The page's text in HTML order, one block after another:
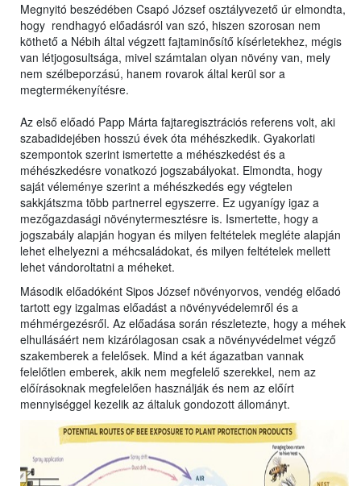
Megnyitó beszédében Csapó József osztályvezető úr elmondta,
hogy rendhagyó előadásról van szó, hiszen szorosan nem
köthető a Nébih által végzett fajtaminősítő kísérletekhez, mégis
van létjogosultsága, mivel számtalan olyan növény van, mely
nem szélbeporzású, hanem rovarok által kerül sor a
megtermékenyítésre.
Az első előadó Papp Márta fajtaregisztrációs referens volt, aki
szabadidejében hosszú évek óta méhészkedik. Gyakorlati
szempontok szerint ismertette a méhészkedést és a
méhészkedésre vonatkozó jogszabályokat. Elmondta, hogy
saját véleménye szerint a méhészkedés egy végtelen
sakkjátszma több partnerrel egyszerre. Ez ugyanígy igaz a
mezőgazdasági növénytermesztésre is. Ismertette, hogy a
jogszabály alapján hogyan és milyen feltételek megléte alapján
lehet elhelyezni a méhcsaládokat, és milyen feltételek mellett
lehet vándoroltatni a méheket.
Második előadóként Sipos József növényorvos, vendég előadó
tartott egy izgalmas előadást a növényvédelemről és a
méhmérgezésről. Az előadása során részletezte, hogy a méhek
elhullásáért nem kizárólagosan csak a növényvédelmet végző
szakemberek a felelősek. Mind a két ágazatban vannak
felelőtlen emberek, akik nem megfelelő szerekkel, nem az
előírásoknak megfelelően használják és nem az előírt
mennyiséggel kezelik az általuk gondozott állományt.